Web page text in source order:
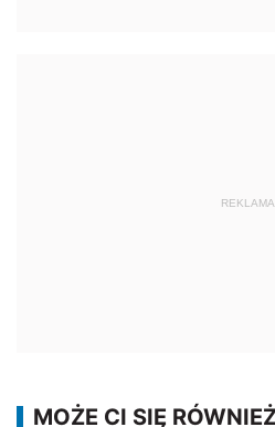
REKLAMA